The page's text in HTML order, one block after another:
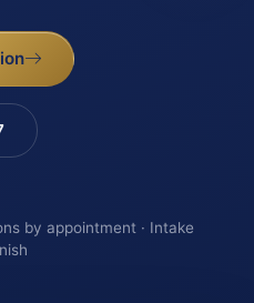
by appointment · Intake